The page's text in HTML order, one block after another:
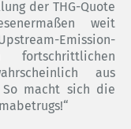
der THG-Quote
weit
Emission-
aus
macht sich die